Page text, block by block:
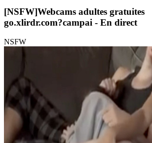
[NSFW]Webcams adultes gratuites
go.xlirdr.com?campai - En direct
NSFW